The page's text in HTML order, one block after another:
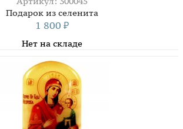
Подарок из селенита
1 800 ₽
Нет на складе